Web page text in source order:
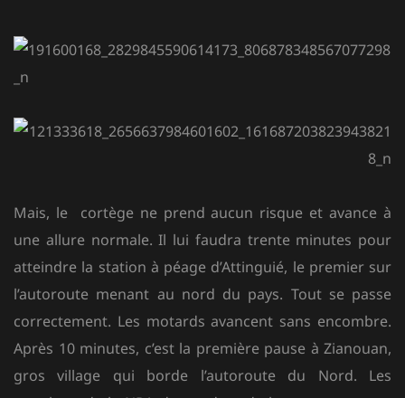
Mais, le cortège ne prend aucun risque etavance à
une allure normale. Il lui faudra trente minutes pour
atteindre la station à péage d’Attinguié, le premier sur
l’autoroute menant au nord du pays. Tout se passe
correctement. Les motards avancent sans encombre.
Après 10 minutes, c’est la première pause à Zianouan,
gros village qui borde l’autoroute du Nord. Les